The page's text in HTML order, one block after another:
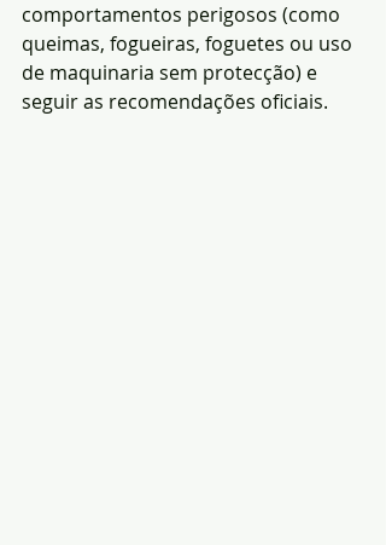
comportamentos perigosos (como
queimas, fogueiras, foguetes ou uso
de maquinaria sem protecção) e
seguir as recomendações oficiais.